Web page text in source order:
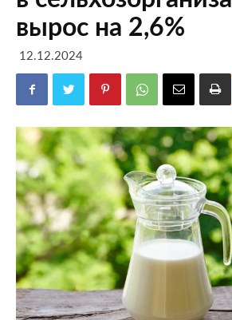
вырос на 2,6%
12.12.2024